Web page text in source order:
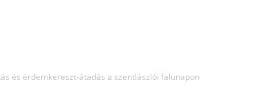
és érdemkereszt-átadás a szentlászlói falunapon